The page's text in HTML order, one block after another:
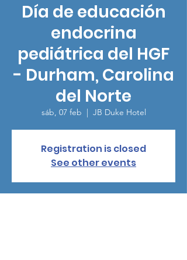
Día de educación
endocrina
pediátrica del HGF
- Durham, Carolina
del Norte
sáb, 07 feb
  |
JB Duke Hotel
Registration is closed
See other events